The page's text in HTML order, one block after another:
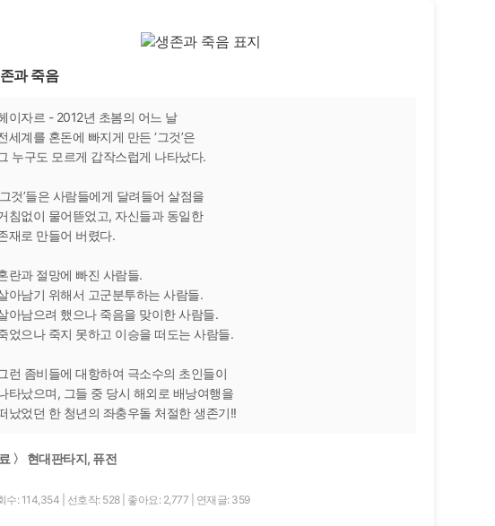
과 죽음
이자르 - 2012년 초봄의 어느 날
세계를 혼돈에 빠지게 만든 ‘그것’은
누구도 모르게 갑작스럽게 나타났다.
그것’들은 사람들에게 달려들어 살점을
침없이 물어뜯었고, 자신들과 동일한
재로 만들어 버렸다.
란과 절망에 빠진 사람들.
아남기 위해서 고군분투하는 사람들.
아남으려 했으나 죽음을 맞이한 사람들.
었으나 죽지 못하고 이승을 떠도는 사람들.
런 좀비들에 대항하여 극소수의 초인들이
타났으며, 그들 중 당시 해외로 배낭여행을
났었던 한 청년의 좌충우돌 처절한 생존기!!
〉 현대판타지, 퓨전
수: 114,354 선호작: 528 좋아요: 2,777 연재글: 359